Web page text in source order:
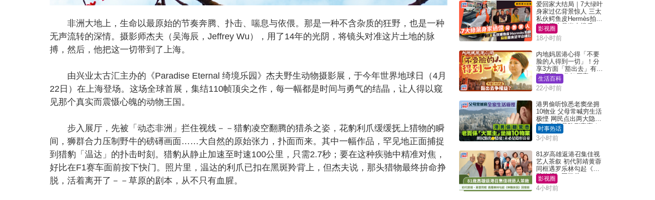
非洲大地上，生命以最原始的节奏奔腾、扑击、喘息与依偎。那是一种不含杂质的狂野，也是一种
无声流转的深情。摄影师杰夫（吴海辰，Jeffrey Wu），用了14年的光阴，将镜头对准这片土地的脉
搏，然后，他把这一切带到了上海。
由兴业太古汇主办的《Paradise Eternal 绮境乐园》杰夫野生动物摄影展，于今年世界地球日（4月
22日）在上海登场。这场全球首展，集结110帧顶尖之作，每一幅都是时间与勇气的结晶，让人得以窥
见那个真实而震慑心魄的动物王国。
步入展厅，先被「动态非洲」拦住视线－－猎豹凌空翻腾的猎杀之姿，花豹利爪缓缓抚上猎物的瞬
间，狮群合力压制野牛的磅礡画面……大自然的原始张力，扑面而来。其中一幅作品，罕见地正面捕捉
到猎豹「温达」的扑击时刻。猎豹从静止加速至时速100公里，只需2.7秒；要在这种疾驰中精准对焦，
好比在F1赛车面前按下快门。照片里，温达的利爪已扣在黑斑羚背上，但杰夫说，那头猎物最终拚命挣
脱，活着离开了－－草原的剧本，从不只有血腥。
爱回家大结局｜7大绿叶
身家过亿背景惊人 三太
私伙鳄鱼皮Hermès拍剧
苏姐原来是半山楼后
影视圈
18小时前
内地妈居港心得「不要
脸的人得到一切」！分
享3方面「豁出去」有著
数 网民：你好厉害
生活百科
22小时前
港男偷听惊悉老窦坐拥
10物业 父母常喊穷生活
极悭 网民点出两大隐
忧：未必是隐形富豪｜
Juicy叮
时事热话
3小时前
81岁高雄返港召集佳视
艺人茶叙 初代郭靖黄蓉
同框遇罗乐林勾起《神
雕侠侣》回忆杀
影视圈
4小时前